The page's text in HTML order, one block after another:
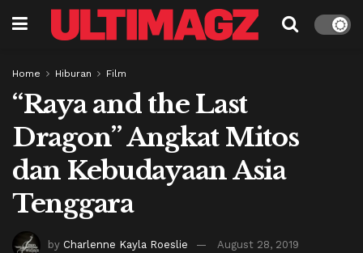
Home Hiburan Film
“Raya and the Last
Dragon” Angkat Mitos
dan Kebudayaan Asia
Tenggara
by Charlenne Kayla Roeslie
August 28, 2019